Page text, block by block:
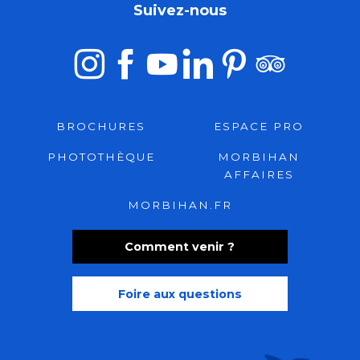
Comment venir ?
Foire aux questions
Suivez-nous
BROCHURES ESPACE PRO
PHOTOTHÈQUE
MORBIHAN
AFFAIRES
MORBIHAN.FR